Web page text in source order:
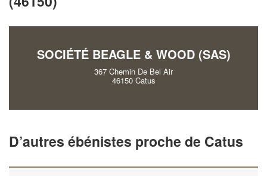
SOCIÉTÉ BEAGLE & WOOD (SAS)
367 Chemin De Bel Air
46150 Catus
D’autres ébénistes proche de Catus
En savoir plus